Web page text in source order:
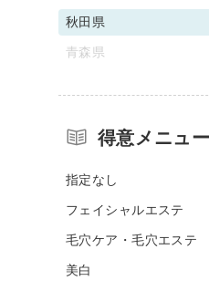
秋田県
青森県
得意メニュ
指定なし
フェイシャルエステ
毛穴ケア・毛穴エステ
美白